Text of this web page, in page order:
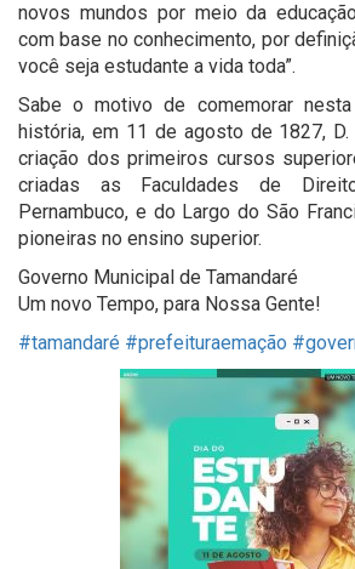
novos mundos por meio da
com base no conhecimento, por
você seja estudante a vida toda”.
Sabe o motivo de comemorar
história, em 11 de agosto de 1827,
criação dos primeiros cursos
criadas as Faculdades de
Pernambuco, e do Largo do São
pioneiras no ensino superior.
Governo Municipal de Tamandaré
Um novo Tempo, para Nossa Gente!
#tamandaré #prefeituraemação